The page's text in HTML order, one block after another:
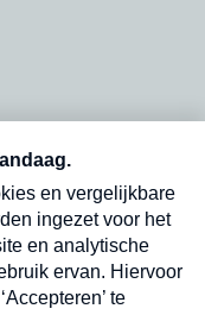
in
Verzend